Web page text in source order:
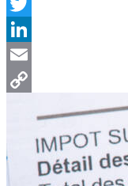
Facebook
Twitter
LinkedIn
Email